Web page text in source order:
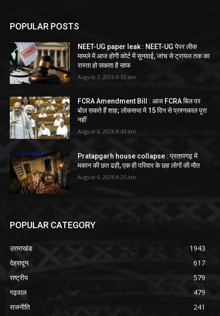
POPULAR POSTS
NEET-UG paper leak : NEET-UG पेपर लीक
मामले में आज होगी कोर्ट में सुनवाई, जांच से ट्रायल तक का
रास्ता हो सकता है साफ
August 7, 2026 8:33 am
FCRA Amendment Bill : आज FCRA बिल पर
बोल सकते हैं शाह; लोकसभा में 15 दिन से प्रश्नकाल पूरा
नहीं
August 6, 2026 8:43 am
Pratapgarh house collapse : प्रतापगढ़ में
मकान की छत ढही, एक ही परिवार के छह लोगों की मौत
August 6, 2026 8:25 am
POPULAR CATEGORY
उत्तराखंड
1943
देहरादून
617
राष्ट्रीय
579
गढ़वाल
479
राजनीति
241